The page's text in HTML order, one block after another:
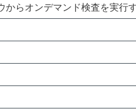
からオンデマンド検査を実行